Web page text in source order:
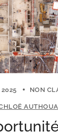
NON